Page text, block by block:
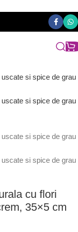
cu flori
35×5 cm